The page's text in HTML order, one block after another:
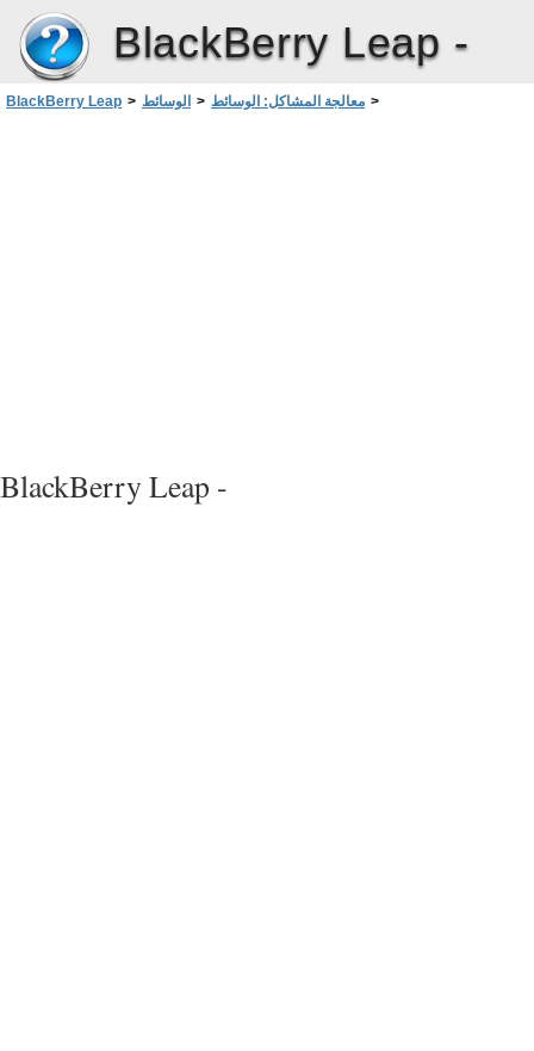
BlackBerry Leap -
BlackBerry Leap > الوسائط > معالجة المشاكل: الوسائط >
BlackBerry Leap -